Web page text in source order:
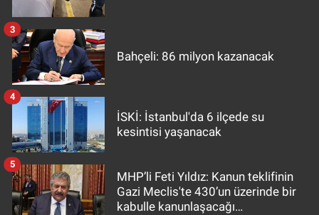
Bahçeli: 86 milyon kazanacak
3
İSKİ: İstanbul'da 6 ilçede su
kesintisi yaşanacak
4
MHP’li Feti Yıldız: Kanun teklifinin
Gazi Meclis'te 430’un üzerinde bir
kabulle kanunlaşacağı
5